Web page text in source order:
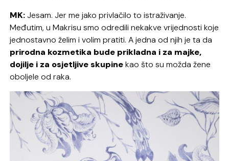
MK:Jesam. Jer me jako privlačilo to istraživanje.
Međutim, u Makrisu smo odredili nekakve vrijednosti koje
jednostavno želim i volim pratiti. A jedna od njih je ta da
prirodna kozmetika bude prikladna i za majke,
dojilje i za osjetljive skupinekao što su možda žene
oboljele od raka.